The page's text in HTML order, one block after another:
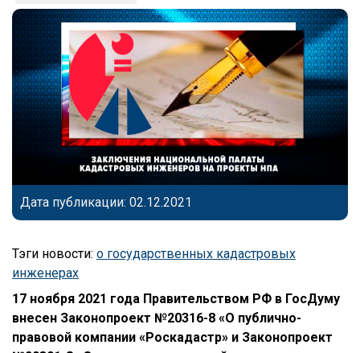
Дата публикации: 02.12.2021
Тэги новости: о государственных кадастровых
инженерах
17 ноября 2021 года Правительством РФ в ГосДуму
внесен Законопроект №20316-8 «О публично-
правовой компании «Роскадастр» и Законопроект